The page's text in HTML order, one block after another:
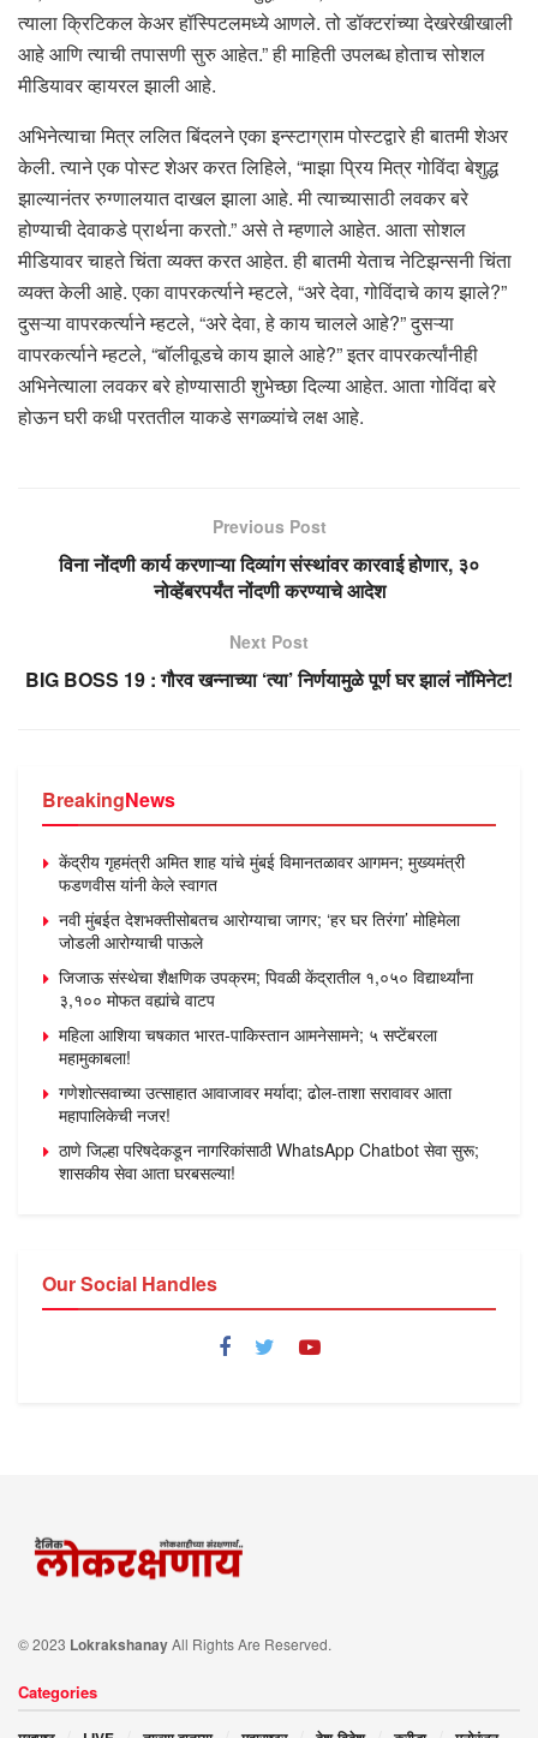
त्याला क्रिटिकल केअर हॉस्पिटलमध्ये आणले. तो डॉक्टरांच्या देखरेखीखाली
आहे आणि त्याची तपासणी सुरु आहेत.” ही माहिती उपलब्ध होताच सोशल
मीडियावर व्हायरल झाली आहे.
अभिनेत्याचा मित्र ललित बिंदलने एका इन्स्टाग्राम पोस्टद्वारे ही बातमी शेअर
केली. त्याने एक पोस्ट शेअर करत लिहिले, “माझा प्रिय मित्र गोविंदा बेशुद्ध
झाल्यानंतर रुग्णालयात दाखल झाला आहे. मी त्याच्यासाठी लवकर बरे
होण्याची देवाकडे प्रार्थना करतो.” असे ते म्हणाले आहेत. आता सोशल
मीडियावर चाहते चिंता व्यक्त करत आहेत. ही बातमी येताच नेटिझन्सनी चिंता
व्यक्त केली आहे. एका वापरकर्त्याने म्हटले, “अरे देवा, गोविंदाचे काय झाले?”
दुसऱ्या वापरकर्त्याने म्हटले, “अरे देवा, हे काय चालले आहे?” दुसऱ्या
वापरकर्त्याने म्हटले, “बॉलीवूडचे काय झाले आहे?” इतर वापरकर्त्यांनीही
अभिनेत्याला लवकर बरे होण्यासाठी शुभेच्छा दिल्या आहेत. आता गोविंदा बरे
होऊन घरी कधी परततील याकडे सगळ्यांचे लक्ष आहे.
Previous Post
विना नोंदणी कार्य करणाऱ्या दिव्यांग संस्थांवर कारवाई होणार, ३०
नोव्हेंबरपर्यंत नोंदणी करण्याचे आदेश
Next Post
BIG BOSS 19 : गौरव खन्नाच्या ‘त्या’ निर्णयामुळे पूर्ण घर झालं नॉमिनेट!
BreakingNews
केंद्रीय गृहमंत्री अमित शाह यांचे मुंबई विमानतळावर आगमन; मुख्यमंत्री
फडणवीस यांनी केले स्वागत
नवी मुंबईत देशभक्तीसोबतच आरोग्याचा जागर; ‘हर घर तिरंगा’ मोहिमेला
जोडली आरोग्याची पाऊले
जिजाऊ संस्थेचा शैक्षणिक उपक्रम; पिवळी केंद्रातील १,०५० विद्यार्थ्यांना
३,१०० मोफत वह्यांचे वाटप
महिला आशिया चषकात भारत-पाकिस्तान आमनेसामने; ५ सप्टेंबरला
महामुकाबला!
गणेशोत्सवाच्या उत्साहात आवाजावर मर्यादा; ढोल-ताशा सरावावर आता
महापालिकेची नजर!
ठाणे जिल्हा परिषदेकडून नागरिकांसाठी WhatsApp Chatbot सेवा सुरू;
शासकीय सेवा आता घरबसल्या!
Our Social Handles
© 2023 LokrakshanayAll Rights Are Reserved.
Categories